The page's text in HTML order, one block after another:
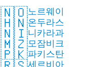
🇳🇴노르웨이
🇭🇳온두라스
🇳🇮니카라과
🇲🇿모잠비크
🇵🇰파키스탄
세르비아